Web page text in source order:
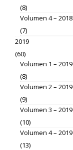
(8)
Volumen 4 – 2018
(7)
2019
(60)
Volumen 1 – 2019
(8)
Volumen 2 – 2019
(9)
Volumen 3 – 2019
(10)
Volumen 4 – 2019
(13)